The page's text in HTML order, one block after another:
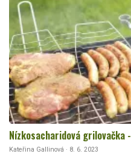
Nízkosacharidová grilovačka
Kateřina Gallinová · 8. 6. 2023